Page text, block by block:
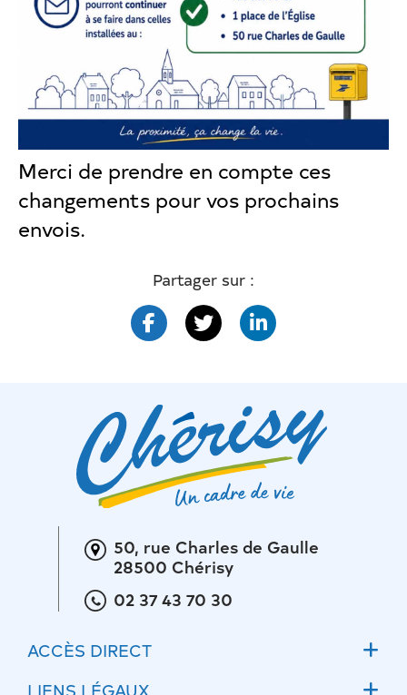
Merci de prendre en compte ces
changements pour vos prochains
envois.
Partager sur :
50, rue Charles de Gaulle
28500 Chérisy
02 37 43 70 30
ACCÈS DIRECT
Accueil
LIENS LÉGAUX